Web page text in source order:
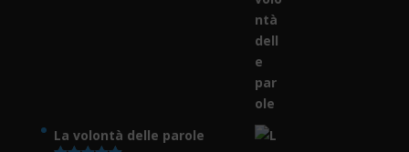
La volontà delle parole